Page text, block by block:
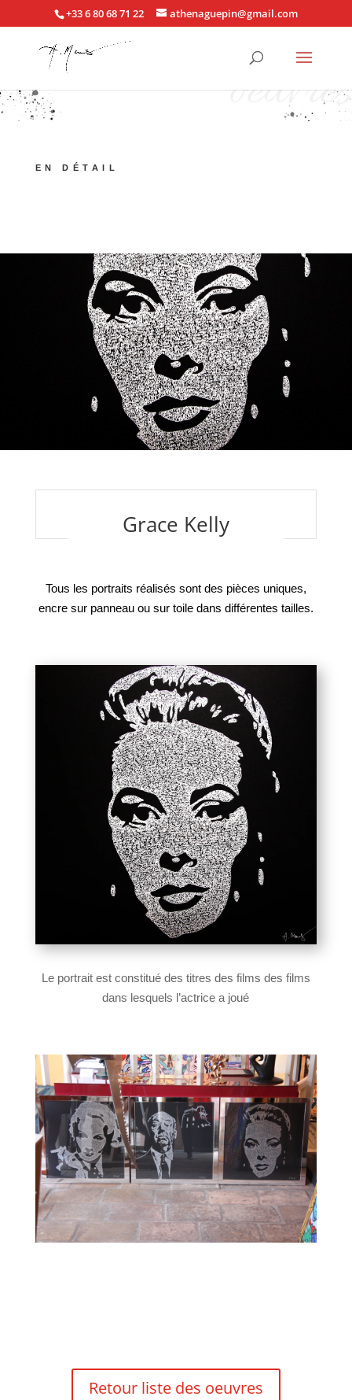
+33 6 80 68 71 22 athenaguepin@gmail.com
oeuvres
EN DÉTAIL
Grace Kelly
Tous les portraits réalisés sont des pièces uniques,
encre sur panneau ou sur toile dans différentes tailles.
Le portrait est constitué des titres des films des films
dans lesquels l’actrice a joué
Retour liste des oeuvres